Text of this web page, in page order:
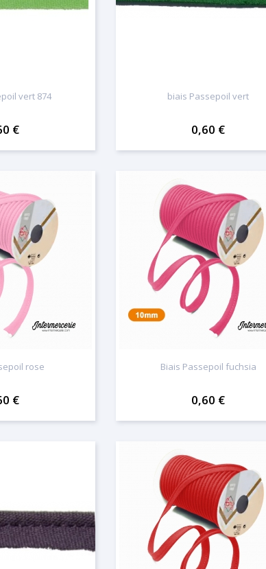
vert 874
€
biais Passepoil vert
0,60 €
rose
€
Biais Passepoil fuchsia
0,60 €